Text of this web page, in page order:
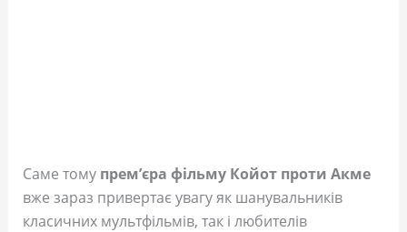
Саме тому прем’єра фільму Койот проти Акме
вже зараз привертає увагу як шанувальників
класичних мультфільмів, так і любителів